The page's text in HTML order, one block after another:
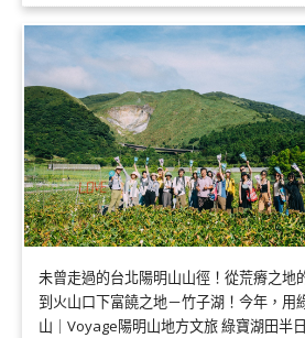
未曾走過的台北陽明山山徑！從荒瘠之地
到火山口下富饒之地－竹子湖！今年，用
山｜Voyage陽明山地方文旅 綠寶湖田半